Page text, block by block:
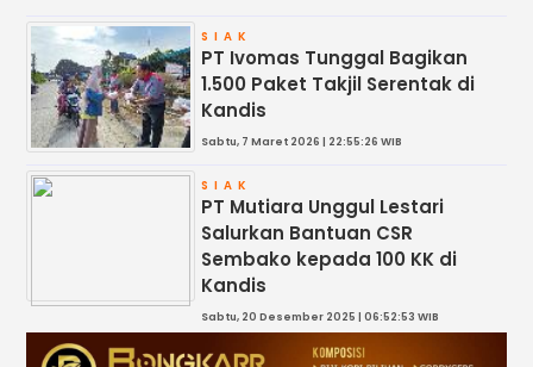
SIAK
PT Ivomas Tunggal Bagikan
1.500 Paket Takjil Serentak di
Kandis
Sabtu, 7 Maret 2026 | 22:55:26 WIB
SIAK
PT Mutiara Unggul Lestari
Salurkan Bantuan CSR
Sembako kepada 100 KK di
Kandis
Sabtu, 20 Desember 2025 | 06:52:53 WIB